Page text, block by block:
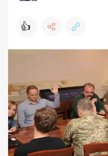
👍